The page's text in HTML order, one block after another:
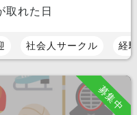
取れた日
社会人サークル 経
募集中